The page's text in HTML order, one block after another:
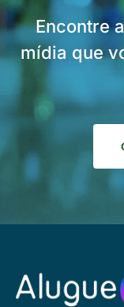
Encontre
mídia que